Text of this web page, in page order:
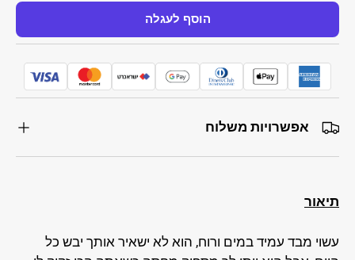
הוסף לעגלה
אפשרויות משלוח
תיאור
עשוי מבד עמיד במים ורוח, הוא לא ישאיר אותך יבש כל